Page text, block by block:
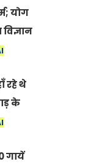
योग
रहे थे
के
गायें